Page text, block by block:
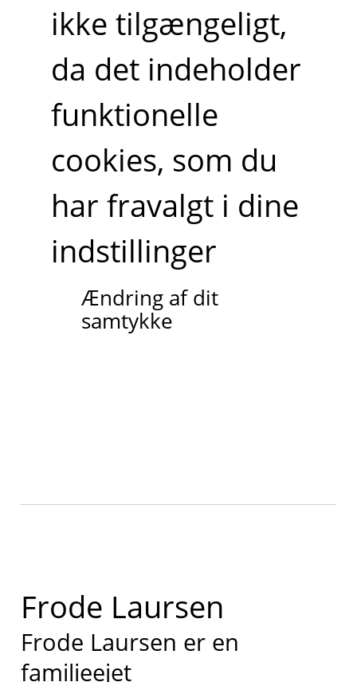
ikke tilgængeligt,
da det indeholder
funktionelle
cookies, som du
har fravalgt i dine
indstillinger
Ændring af dit
samtykke
Frode Laursen
Frode Laursen er en
familieejet